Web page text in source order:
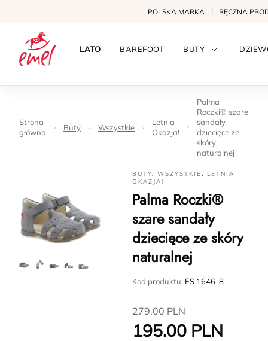
POLSKA MARKA RĘCZNA
LATO BAREFOOT BUTY
Strona
główna
Buty Wszystkie
Letnia
Okazja!
Palma
Roczki® szare
sandały
dziecięce ze
skóry
naturalnej
BUTY,WSZYSTKIE, LETNIA
OKAZJA!
Palma Roczki®
szare sandały
dziecięce ze skóry
naturalnej
Kod produktu: ES 1646-8
279.00PLN
195.00 PLN